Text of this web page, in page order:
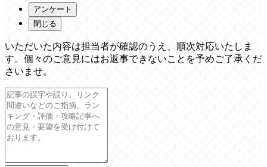
アンケート
閉じる
いただいた内容は担当者が確認のうえ、順次対応いたしま
す。個々のご意見にはお返事できないことを予めご了承くだ
さいませ。